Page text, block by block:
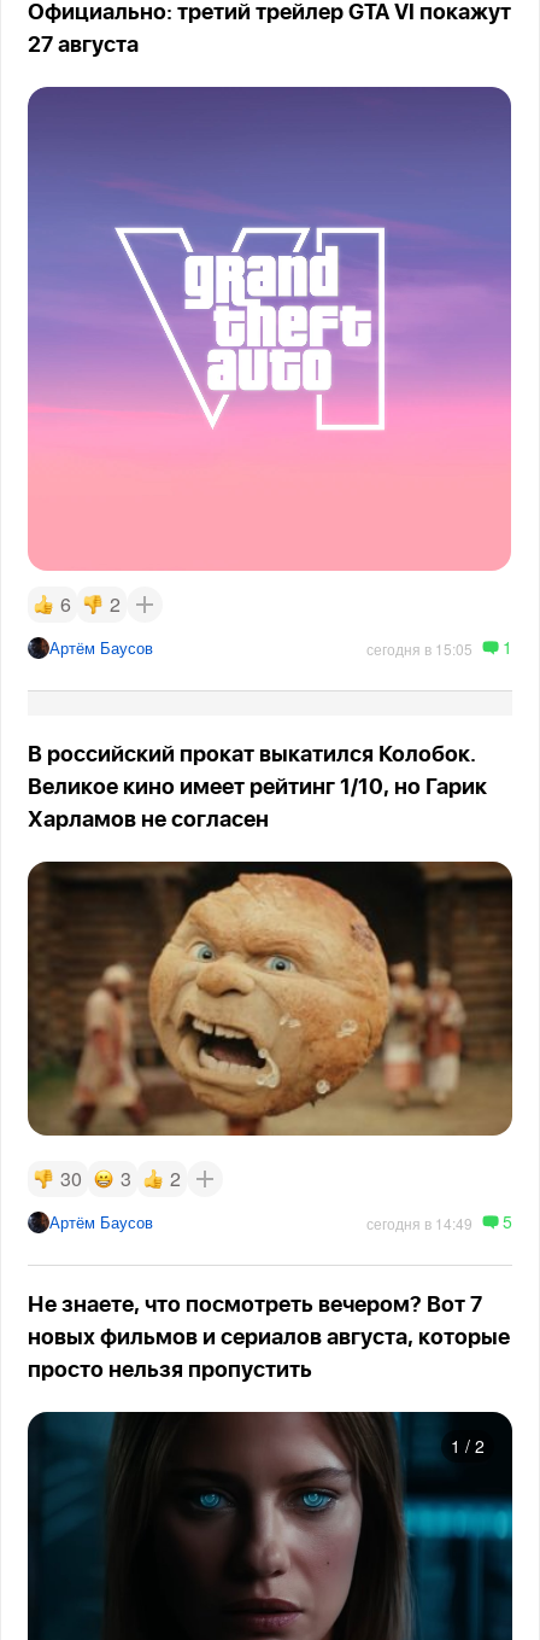
Официально: третий трейлер GTA VI покажут
27 августа
6 2
Артём Баусов сегодня в 15:05 1
В российский прокат выкатился Колобок.
Великое кино имеет рейтинг 1/10, но Гарик
Харламов не согласен
30 3 2
Артём Баусов сегодня в 14:49 5
Не знаете, что посмотреть вечером? Вот 7
новых фильмов и сериалов августа, которые
просто нельзя пропустить
1 / 2